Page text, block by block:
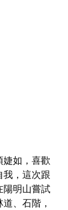
婕如，喜歡
我，這次跟
陽明山嘗試
、石階，